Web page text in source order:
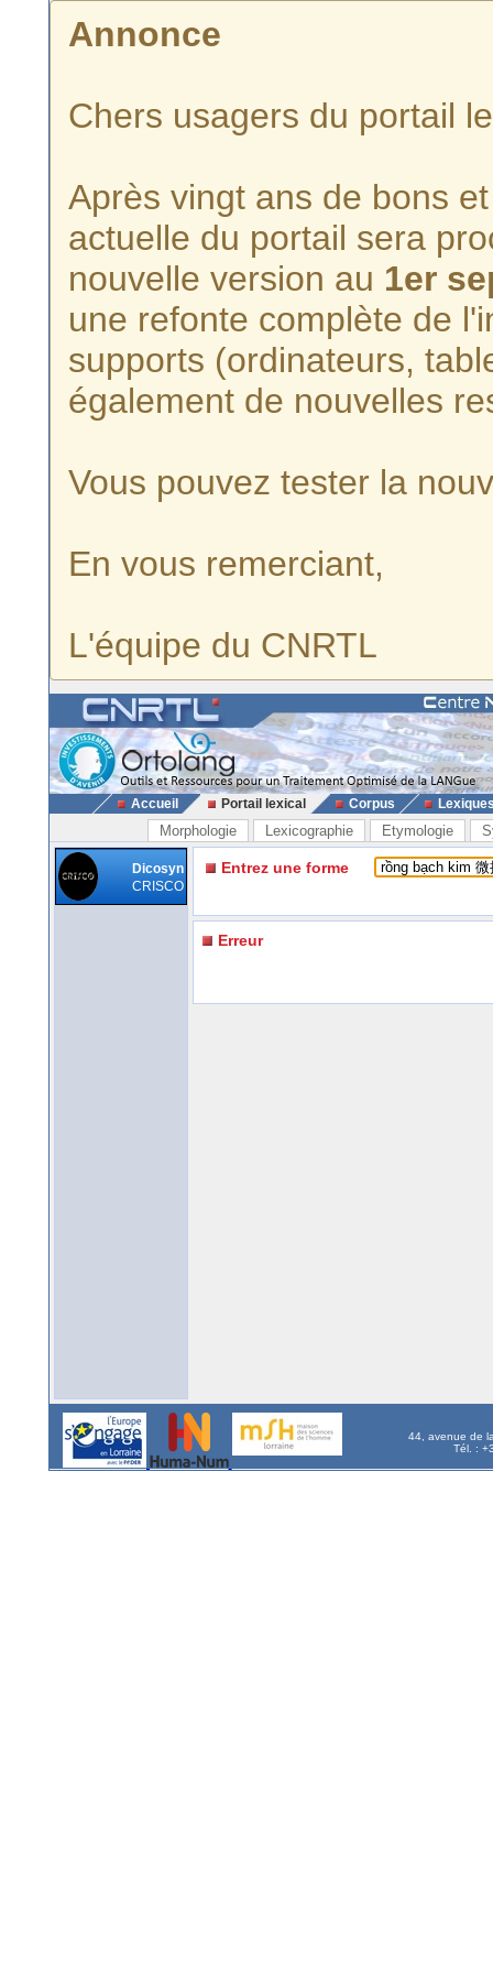
Annonce
Chers usagers du portail
Après vingt ans de bons
actuelle du portail sera
nouvelle version au 1er
une refonte complète de
supports (ordinateurs,
également de nouvelles
Vous pouvez tester la
En vous remerciant,
L'équipe du CNRTL
Accueil Portail lexical Corpus
Morphologie Lexicographie Etymologie
Dicosyn
CRISCO
Entrez une forme
Erreur
44, avenue de
Tél. :